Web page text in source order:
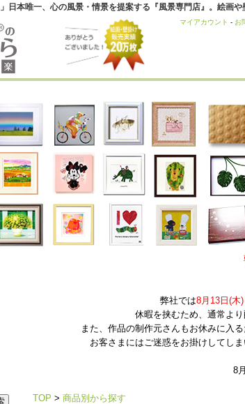
日本唯一、心の風景・情景を提案する『風景専門店』。絵
マイアカウント - お
弊社では8月13日(木
休暇を挟むため、通常よ
また、作品の制作元さんもお休みに入
お客さまにはご迷惑をお掛けしてし
8
TOP > 商品別から探す